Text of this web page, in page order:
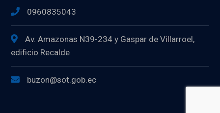
0960835043
Av. Amazonas N39-234 y Gaspar de Villarroel,
edificio Recalde
buzon@sot.gob.ec